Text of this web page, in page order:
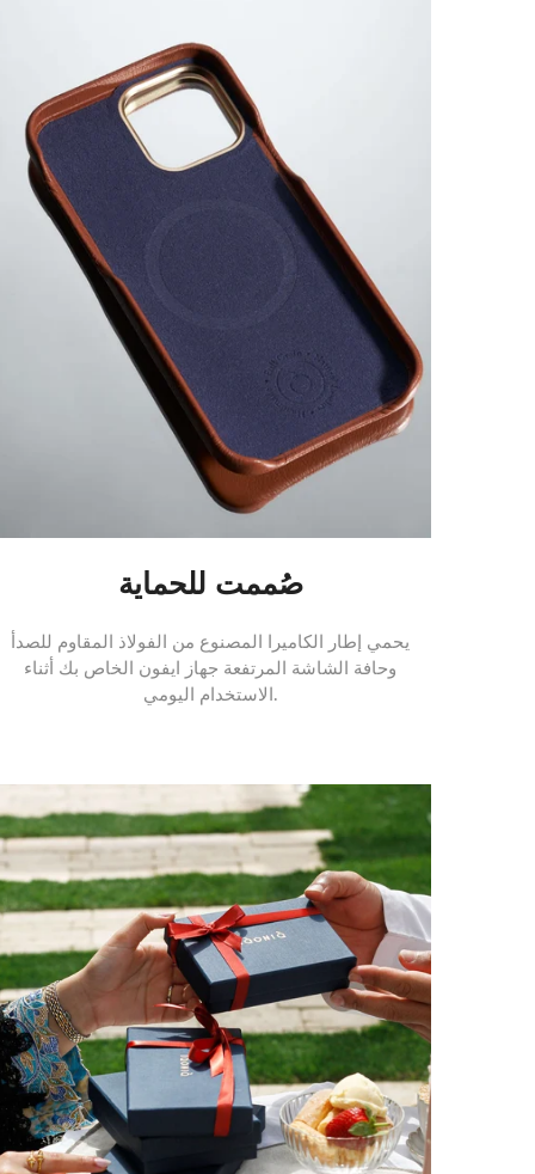
صُممت للحماية
يحمي إطار الكاميرا المصنوع من الفولاذ المقاوم للصدأ
وحافة الشاشة المرتفعة جهاز ايفون الخاص بك أثناء
الاستخدام اليومي.